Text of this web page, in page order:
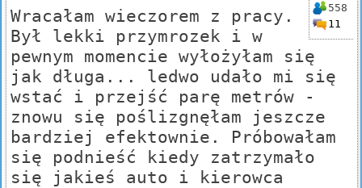
558
11
Wracałam wieczorem z pracy.
Był lekki przymrozek i w
pewnym momencie wyłożyłam się
jak długa... ledwo udało mi się
wstać i przejść parę metrów -
znowu się poślizgnęłam jeszcze
bardziej efektownie. Próbowałam
się podnieść kiedy zatrzymało
się jakieś auto i kierowca